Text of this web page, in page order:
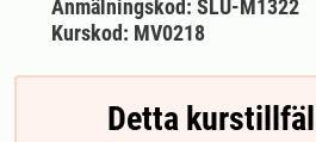
Anmälningskod: SLU-M1322
Kurskod: MV0218
Detta